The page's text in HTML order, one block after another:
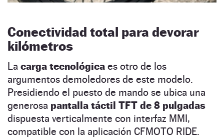
Conectividad total para devorar
kilómetros
La carga tecnológica es otro de los
argumentos demoledores de este modelo.
Presidiendo el puesto de mando se ubica una
generosa pantalla táctil TFT de 8 pulgadas
dispuesta verticalmente con interfaz MMI,
compatible con la aplicación CFMOTO RIDE.